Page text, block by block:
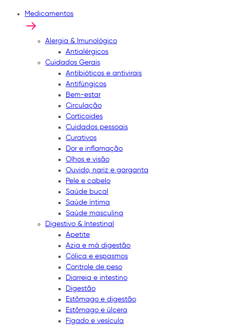
Medicamentos
Alergia & Imunológico
Antialérgicos
Cuidados Gerais
Antibióticos e antivirais
Antifúngicos
Bem-estar
Circulação
Corticoides
Cuidados pessoais
Curativos
Dor e inflamação
Olhos e visão
Ouvido, nariz e garganta
Pele e cabelo
Saúde bucal
Saúde íntima
Saúde masculina
Digestivo & Intestinal
Apetite
Azia e má digestão
Cólica e espasmos
Controle de peso
Diarreia e intestino
Digestão
Estômago e digestão
Estômago e úlcera
Fígado e vesícula